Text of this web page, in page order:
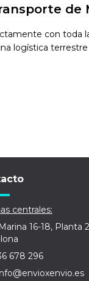
de
con toda
logística
centrales:
16-18, Planta
678 296